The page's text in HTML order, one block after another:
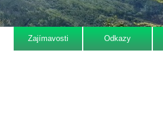
Zajímavosti Odkazy